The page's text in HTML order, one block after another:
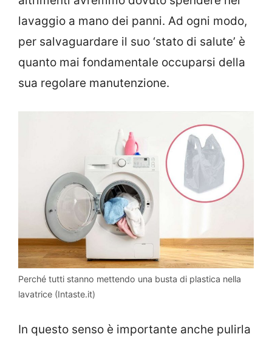
lavaggio a mano dei panni. Ad ogni modo,
per salvaguardare il suo ‘stato di salute’ è
quanto mai fondamentale occuparsi della
sua regolare manutenzione.
Perché tutti stanno mettendo una busta di plastica nella
lavatrice (Intaste.it)
In questo senso è importante anche pulirla